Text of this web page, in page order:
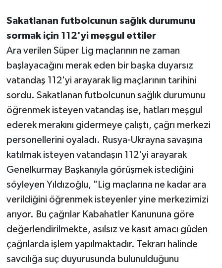
Sakatlanan futbolcunun sağlık durumunu
sormak için 112'yi meşgul ettiler
Ara verilen Süper Lig maçlarının ne zaman
başlayacağını merak eden bir başka duyarsız
vatandaş 112'yi arayarak lig maçlarının tarihini
sordu. Sakatlanan futbolcunun sağlık durumunu
öğrenmek isteyen vatandaş ise, hatları meşgul
ederek merakını gidermeye çalıştı, çağrı merkezi
personellerini oyaladı. Rusya-Ukrayna savaşına
katılmak isteyen vatandaşın 112'yi arayarak
Genelkurmay Başkanıyla görüşmek istediğini
söyleyen Yıldızoğlu, "Lig maçlarına ne kadar ara
verildiğini öğrenmek isteyenler yine merkezimizi
arıyor. Bu çağrılar Kabahatler Kanununa göre
değerlendirilmekte, asılsız ve kasıt amacı güden
çağrılarda işlem yapılmaktadır. Tekrarı halinde
savcılığa suç duyurusunda bulunulduğunu